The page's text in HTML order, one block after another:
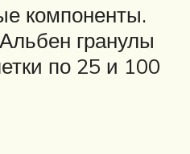
компоненты.
гранулы
по 25 и 100